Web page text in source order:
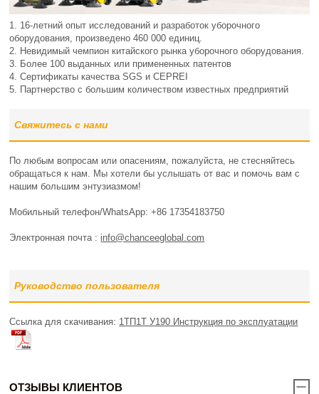
1. 16-летний опыт исследований и разработок уборочного
оборудования, произведено 460 000 единиц.
2. Невидимый чемпион китайского рынка уборочного оборудования.
3. Более 100 выданных или примененных патентов
4. Сертификаты качества SGS и CEPREI
5. Партнерство с большим количеством известных предприятий
Свяжитесь с нами
По любым вопросам или опасениям, пожалуйста, не стесняйтесь
обращаться к нам. Мы хотели бы услышать от вас и помочь вам с
нашим большим энтузиазмом!
Мобильный телефон/WhatsApp: +86 17354183750
Электронная почта : info@chanceeglobal.com
Руководство пользователя
Ссылка для скачивания: 1ТП1Т У190 Инструкция по эксплуатации
ОТЗЫВЫ КЛИЕНТОВ